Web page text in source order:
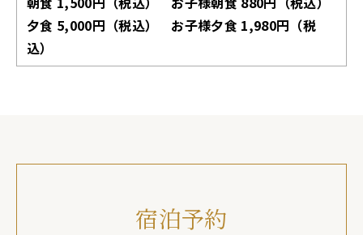
夕食 5,000円（税込） お子様夕食 1,980円（税
込）
宿泊予約